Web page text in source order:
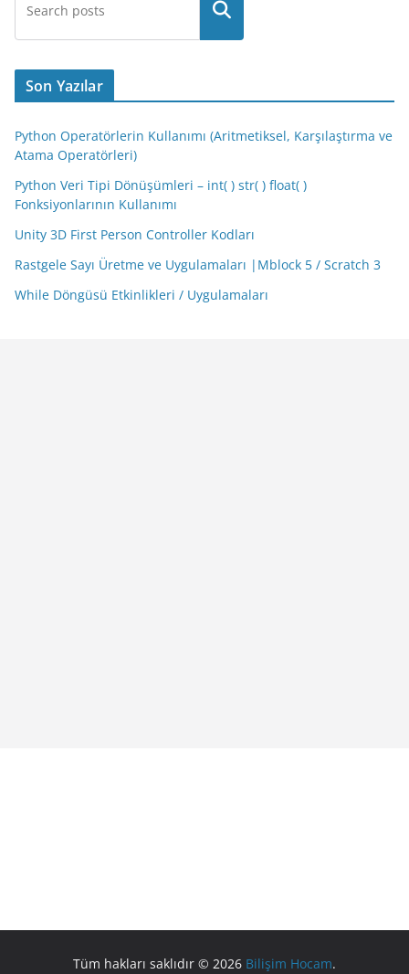
Son Yazılar
Python Operatörlerin Kullanımı (Aritmetiksel, Karşılaştırma ve
Atama Operatörleri)
Python Veri Tipi Dönüşümleri – int( ) str( ) float( )
Fonksiyonlarının Kullanımı
Unity 3D First Person Controller Kodları
Rastgele Sayı Üretme ve Uygulamaları |Mblock 5 / Scratch 3
While Döngüsü Etkinlikleri / Uygulamaları
Tüm hakları saklıdır © 2026 Bilişim Hocam.